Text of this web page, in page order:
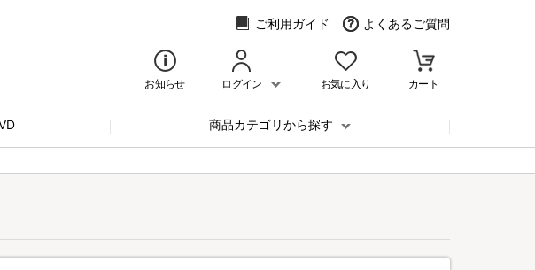
ご利用ガイド よくあるご質問
お知らせ ログイン お気に入り カート
商品カテゴリから探す